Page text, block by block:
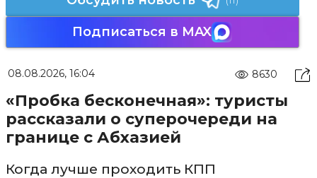
Подписаться в MAX
08.08.2026, 16:04 8630
«Пробка бесконечная»: туристы
рассказали о суперочереди на
границе с Абхазией
Когда лучше проходить КПП